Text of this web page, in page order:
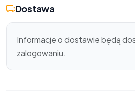
Dostawa
Informacje o dostawie będą
zalogowaniu.